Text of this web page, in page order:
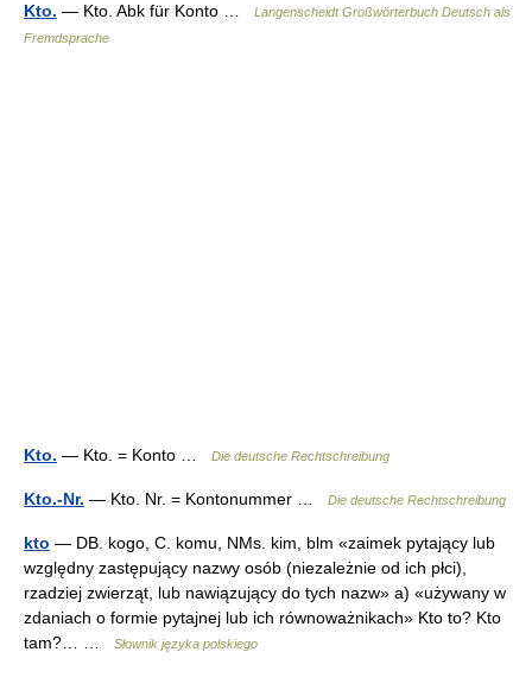
Kto. — Kto. Abk für Konto …
Langenscheidt Großwörterbuch Deutsch als
Fremdsprache
Kto. — Kto. = Konto … Die deutsche Rechtschreibung
Kto.-Nr. — Kto. Nr. = Kontonummer … Die deutsche Rechtschreibung
kto — DB. kogo, C. komu, NMs. kim, blm «zaimek pytający lub
względny zastępujący nazwy osób (niezależnie od ich płci),
rzadziej zwierząt, lub nawiązujący do tych nazw» a) «używany w
zdaniach o formie pytajnej lub ich równoważnikach» Kto to? Kto
tam?… …
Słownik języka polskiego